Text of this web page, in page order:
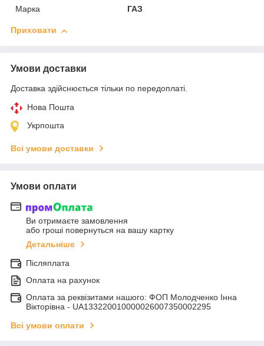
Марка
ГАЗ
Приховати
Умови доставки
Доставка здійснюється тільки по передоплаті.
Нова Пошта
Укрпошта
Всі умови доставки
Умови оплати
Ви отримаєте замовлення
або гроші повернуться на вашу картку
Детальніше
Післяплата
Оплата на рахунок
Оплата за реквізитами нашого: ФОП Молодченко Інна
Вікторівна - UA133220010000026007350002295
Всі умови оплати